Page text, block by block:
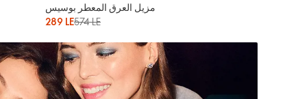
مزيل العرق المعطر بوسيس
289 LE574 LE